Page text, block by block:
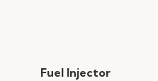
Fuel Injector